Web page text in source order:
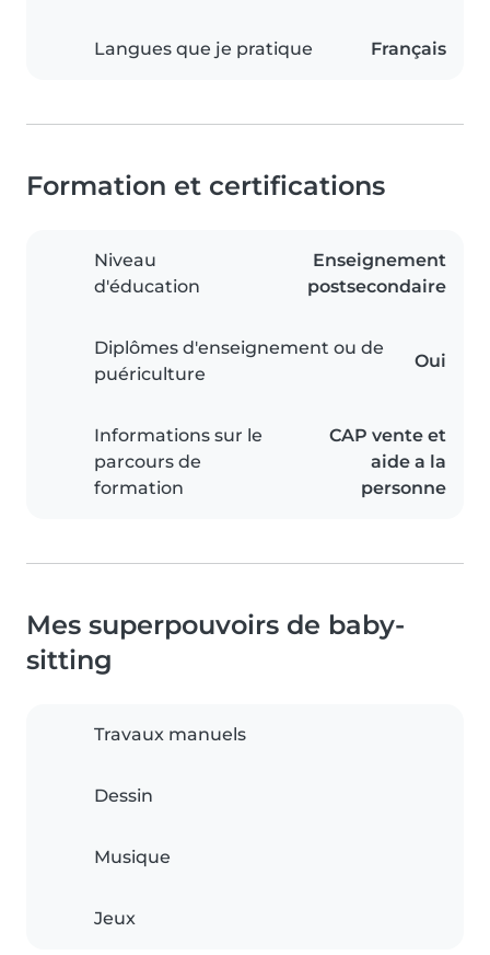
Langues que je pratique Français
Formation et certifications
Niveau
d'éducation
Enseignement
postsecondaire
Diplômes d'enseignement ou de
puériculture
Oui
Informations sur le
parcours de
formation
CAP vente et
aide a la
personne
Mes superpouvoirs de baby-
sitting
Travaux manuels
Dessin
Musique
Jeux